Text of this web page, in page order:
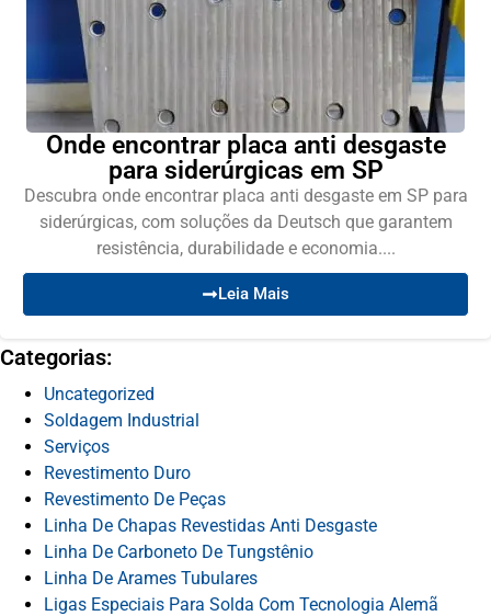
Onde encontrar placa anti desgaste
para siderúrgicas em SP
Descubra onde encontrar placa anti desgaste em SP para
siderúrgicas, com soluções da Deutsch que garantem
resistência, durabilidade e economia....
Leia Mais
Categorias:
Uncategorized
Soldagem Industrial
Serviços
Revestimento Duro
Revestimento De Peças
Linha De Chapas Revestidas Anti Desgaste
Linha De Carboneto De Tungstênio
Linha De Arames Tubulares
Ligas Especiais Para Solda Com Tecnologia Alemã